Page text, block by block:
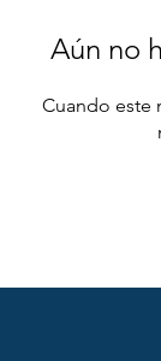
Aún no
Cuando este